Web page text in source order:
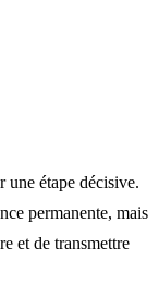
une étape décisive.
permanente, mais
et de transmettre